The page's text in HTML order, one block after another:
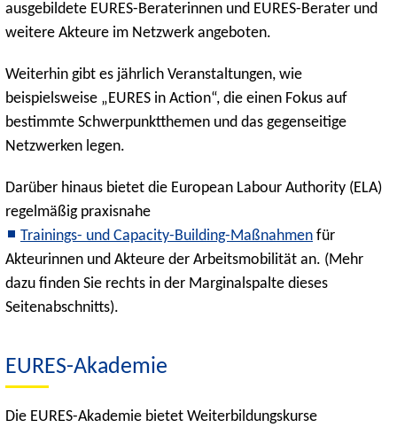
ausgebildete EURES-Beraterinnen und EURES-Berater und
weitere Akteure im Netzwerk angeboten.
Weiterhin gibt es jährlich Veranstaltungen, wie
beispielsweise „EURES in Action“, die einen Fokus auf
bestimmte Schwerpunktthemen und das gegenseitige
Netzwerken legen.
Darüber hinaus bietet die European Labour Authority (ELA)
regelmäßig praxisnahe
Trainings- und Capacity-Building-Maßnahmen für
Akteurinnen und Akteure der Arbeitsmobilität an. (Mehr
dazu finden Sie rechts in der Marginalspalte dieses
Seitenabschnitts).
EURES-Akademie
Die EURES-Akademie bietet Weiterbildungskurse